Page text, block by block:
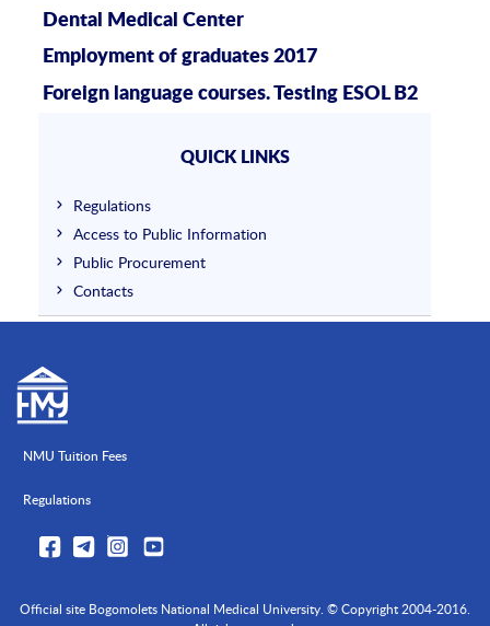
Dental Medical Center
Employment of graduates 2017
Foreign language courses. Testing ESOL B2
QUICK LINKS
Regulations
Access to Public Information
Public Procurement
Contacts
NMU Tuition Fees
Regulations
Official site Bogomolets National Medical University. © Copyright 2004-2016.